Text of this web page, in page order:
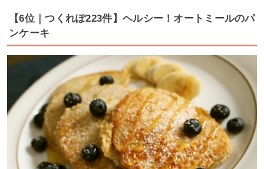
【6位｜つくれぽ223件】ヘルシー！オートミールのパ
ンケーキ